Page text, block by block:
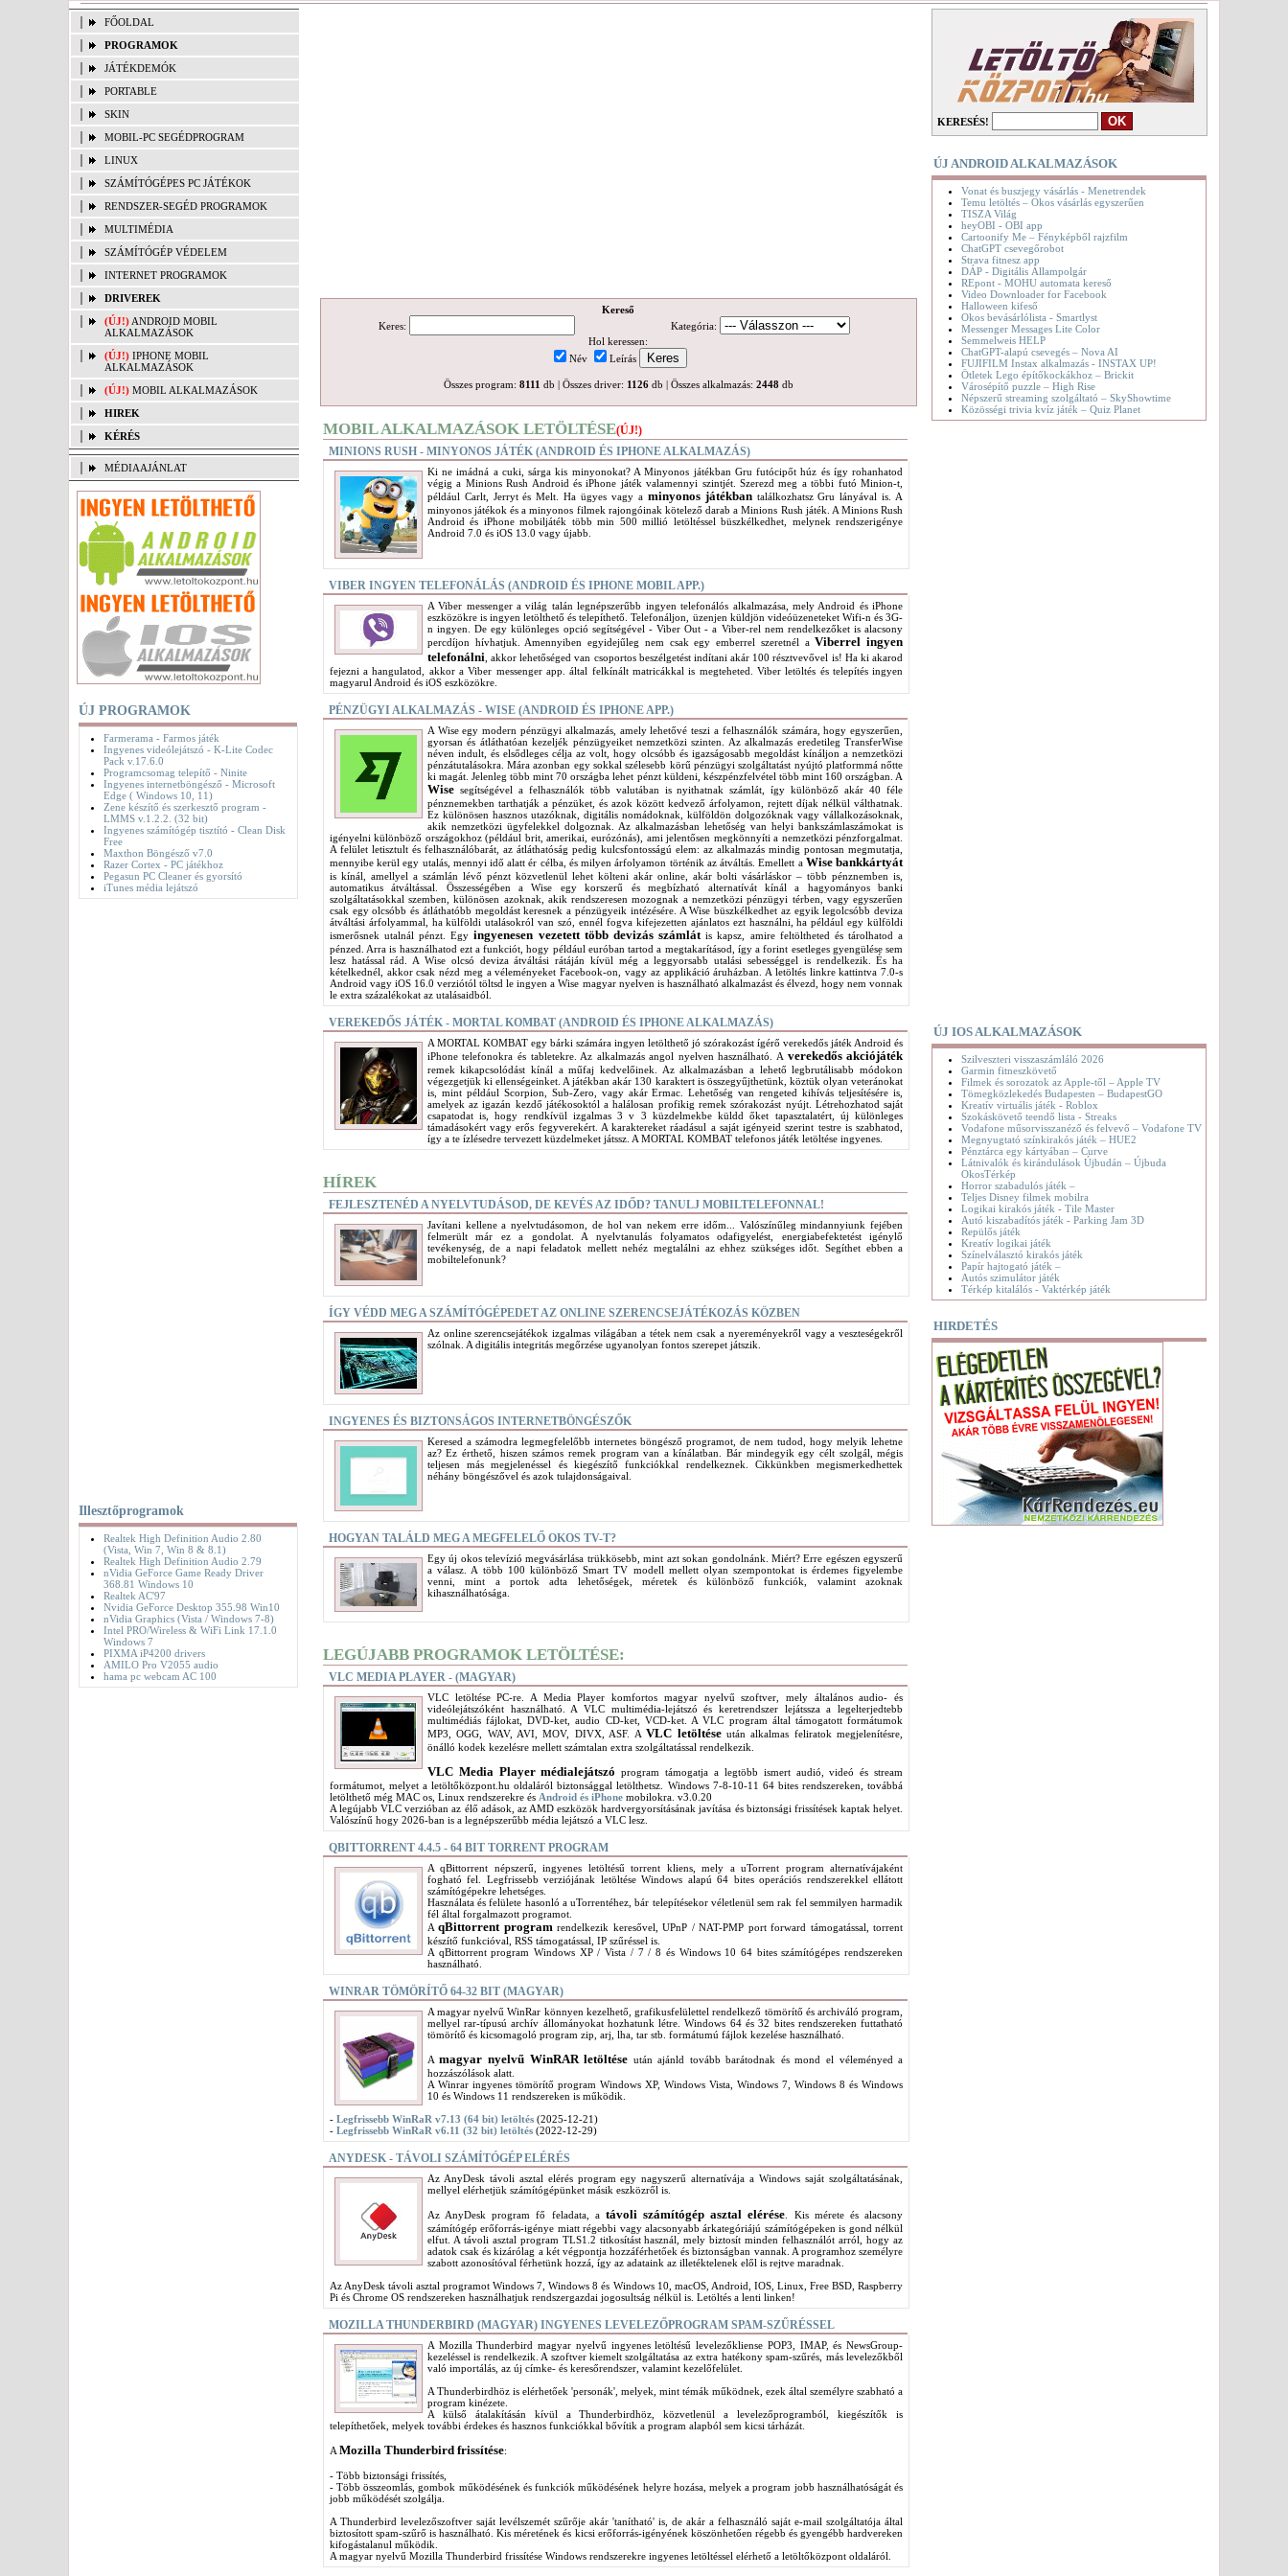
FŐOLDAL
PROGRAMOK
JÁTÉKDEMÓK
PORTABLE
SKIN
MOBIL-PC SEGÉDPROGRAM
LINUX
SZÁMÍTÓGÉPES PC JÁTÉKOK
RENDSZER-SEGÉD PROGRAMOK
MULTIMÉDIA
SZÁMÍTÓGÉP VÉDELEM
INTERNET PROGRAMOK
DRIVEREK
(ÚJ!) ANDROID MOBIL
ALKALMAZÁSOK
(ÚJ!) IPHONE MOBIL
ALKALMAZÁSOK
(ÚJ!) MOBIL ALKALMAZÁSOK
HIREK
KÉRÉS
MÉDIAAJÁNLAT
ÚJ PROGRAMOK
Farmerama - Farmos játék
Ingyenes videólejátszó - K-Lite Codec
Pack v.17.6.0
Programcsomag telepítő - Ninite
Ingyenes internetböngésző - Microsoft
Edge ( Windows 10, 11)
Zene készítő és szerkesztő program -
LMMS v.1.2.2. (32 bit)
Ingyenes számítógép tisztító - Clean Disk
Free
Maxthon Böngésző v7.0
Razer Cortex - PC játékhoz
Pegasun PC Cleaner és gyorsító
iTunes média lejátszó
Illesztőprogramok
Realtek High Definition Audio 2.80
(Vista, Win 7, Win 8 & 8.1)
Realtek High Definition Audio 2.79
nVidia GeForce Game Ready Driver
368.81 Windows 10
Realtek AC'97
Nvidia GeForce Desktop 355.98 Win10
nVidia Graphics (Vista / Windows 7-8)
Intel PRO/Wireless & WiFi Link 17.1.0
Windows 7
PIXMA iP4200 drivers
AMILO Pro V2055 audio
hama pc webcam AC 100
Kereső
Keres:
Kategória:
Hol keressen:
Név
Leírás
Összes program: 8111 db | Összes driver: 1126db | Összes alkalmazás: 2448db
MOBIL ALKALMAZÁSOK LETÖLTÉSE(ÚJ!)
MINIONS RUSH - MINYONOS JÁTÉK (ANDROID ÉS IPHONE ALKALMAZÁS)
Ki ne imádná a cuki, sárga kis minyonokat? A Minyonos játékban Gru futócipőt húz és így rohanhatod
végig a Minions Rush Android és iPhone játék valamennyi szintjét. Szerezd meg a többi futó Minion-t,
például Carlt, Jerryt és Melt. Ha ügyes vagy a minyonos játékbantalálkozhatsz Gru lányával is. A
minyonos játékok és a minyonos filmek rajongóinak kötelező darab a Minions Rush játék. A Minions Rush
Android és iPhone mobiljáték több min 500 millió letöltéssel büszkélkedhet, melynek rendszerigénye
Android 7.0 és iOS 13.0 vagy újabb.
VIBER INGYEN TELEFONÁLÁS (ANDROID ÉS IPHONE MOBIL APP.)
A Viber messenger a világ talán legnépszerűbb ingyen telefonálós alkalmazása, mely Android és iPhone
eszközökre is ingyen letölthető és telepíthető. Telefonáljon, üzenjen küldjön videóüzeneteket Wifi-n és 3G-
n ingyen. De egy különleges opció segítségével - Viber Out - a Viber-rel nem rendelkezőket is alacsony
percdíjon hívhatjuk. Amennyiben egyidejűleg nem csak egy emberrel szeretnél aViberrel ingyen
telefonálni , akkor lehetőséged van csoportos beszélgetést indítani akár 100 résztvevővel is! Ha ki akarod
fejezni a hangulatod, akkor a Viber messenger app. által felkínált matricákkal is megteheted. Viber letöltés és telepítés ingyen
magyarul Android és iOS eszközökre.
PÉNZÜGYI ALKALMAZÁS - WISE (ANDROID ÉS IPHONE APP.)
A Wise egy modern pénzügyi alkalmazás, amely lehetővé teszi a felhasználók számára, hogy egyszerűen,
gyorsan és átláthatóan kezeljék pénzügyeiket nemzetközi szinten. Az alkalmazás eredetileg TransferWise
néven indult, és elsődleges célja az volt, hogy olcsóbb és igazságosabb megoldást kínáljon a nemzetközi
pénzátutalásokra. Mára azonban egy sokkal szélesebb körű pénzügyi szolgáltatást nyújtó platformmá nőtte
ki magát. Jelenleg több mint 70 országba lehet pénzt küldeni, készpénzfelvétel több mint 160 országban. A
Wisesegítségével a felhasználók több valutában is nyithatnak számlát, így különböző akár 40 féle
pénznemekben tarthatják a pénzüket, és azok között kedvező árfolyamon, rejtett díjak nélkül válthatnak.
Ez különösen hasznos utazóknak, digitális nomádoknak, külföldön dolgozóknak vagy vállalkozásoknak,
akik nemzetközi ügyfelekkel dolgoznak. Az alkalmazásban lehetőség van helyi bankszámlaszámokat is
igényelni különböző országokhoz (például brit, amerikai, eurózónás), ami jelentősen megkönnyíti a nemzetközi pénzforgalmat.
A felület letisztult és felhasználóbarát, az átláthatóság pedig kulcsfontosságú elem: az alkalmazás mindig pontosan megmutatja,
mennyibe kerül egy utalás, mennyi idő alatt ér célba, és milyen árfolyamon történik az átváltás. Emellett a Wise bankkártyát
is kínál, amellyel a számlán lévő pénzt közvetlenül lehet költeni akár online, akár bolti vásárláskor – több pénznemben is,
automatikus átváltással. Összességében a Wise egy korszerű és megbízható alternatívát kínál a hagyományos banki
szolgáltatásokkal szemben, különösen azoknak, akik rendszeresen mozognak a nemzetközi pénzügyi térben, vagy egyszerűen
csak egy olcsóbb és átláthatóbb megoldást keresnek a pénzügyeik intézésére. A Wise büszkélkedhet az egyik legolcsóbb deviza
átváltási árfolyammal, ha külföldi utalásokról van szó, ennél fogva kifejezetten ajánlatos ezt használni, ha például egy külföldi
ismerősnek utalnál pénzt. Egyingyenesen vezetett több devizás számlát is kapsz, amire feltöltheted és tárolhatod a
pénzed. Arra is használhatod ezt a funkciót, hogy például euróban tartod a megtakarításod, így a forint esetleges gyengülése sem
lesz hatással rád. A Wise olcsó deviza átváltási rátáján kívül még a leggyorsabb utalási sebességgel is rendelkezik. És ha
kételkednél, akkor csak nézd meg a véleményeket Facebook-on, vagy az applikáció áruházban. A letöltés linkre kattintva 7.0-s
Android vagy iOS 16.0 verziótól töltsd le ingyen a Wise magyar nyelven is használható alkalmazást és élvezd, hogy nem vonnak
le extra százalékokat az utalásaidból.
VEREKEDŐS JÁTÉK - MORTAL KOMBAT (ANDROID ÉS IPHONE ALKALMAZÁS)
A MORTAL KOMBAT egy bárki számára ingyen letölthető jó szórakozást ígérő verekedős játék Android és
iPhone telefonokra és tabletekre. Az alkalmazás angol nyelven használható. A verekedős akciójáték
remek kikapcsolódást kínál a műfaj kedvelőinek. Az alkalmazásban a lehető legbrutálisabb módokon
végezgetjük ki ellenségeinket. A játékban akár 130 karaktert is összegyűjthetünk, köztük olyan veteránokat
is, mint például Scorpion, Sub-Zero, vagy akár Ermac. Lehetőség van rengeted kihívás teljesítésére is,
amelyek az igazán kezdő játékosoktól a halálosan profikig remek szórakozást nyújt. Létrehozhatod saját
csapatodat is, hogy rendkívül izgalmas 3 v 3 küzdelmekbe küldd őket tapasztalatért, új különleges
támadásokért vagy erős fegyverekért. A karaktereket ráadásul a saját igényeid szerint testre is szabhatod,
így a te ízlésedre tervezett küzdelmeket játssz. A MORTAL KOMBAT telefonos játék letöltése ingyenes.
HÍREK
FEJLESZTENÉD A NYELVTUDÁSOD, DE KEVÉS AZ IDŐD? TANULJ MOBILTELEFONNAL!
Javítani kellene a nyelvtudásomon, de hol van nekem erre időm... Valószínűleg mindannyiunk fejében
felmerült már ez a gondolat. A nyelvtanulás folyamatos odafigyelést, energiabefektetést igénylő
tevékenység, de a napi feladatok mellett nehéz megtalálni az ehhez szükséges időt. Segíthet ebben a
mobiltelefonunk?
ÍGY VÉDD MEG A SZÁMÍTÓGÉPEDET AZ ONLINE SZERENCSEJÁTÉKOZÁS KÖZBEN
Az online szerencsejátékok izgalmas világában a tétek nem csak a nyereményekről vagy a veszteségekről
szólnak. A digitális integritás megőrzése ugyanolyan fontos szerepet játszik.
INGYENES ÉS BIZTONSÁGOS INTERNETBÖNGÉSZŐK
Keresed a számodra legmegfelelőbb internetes böngésző programot, de nem tudod, hogy melyik lehetne
az? Ez érthető, hiszen számos remek program van a kínálatban. Bár mindegyik egy célt szolgál, mégis
teljesen más megjelenéssel és kiegészítő funkciókkal rendelkeznek. Cikkünkben megismerkedhettek
néhány böngészővel és azok tulajdonságaival.
HOGYAN TALÁLD MEG A MEGFELELŐ OKOS TV-T?
Egy új okos televízió megvásárlása trükkösebb, mint azt sokan gondolnánk. Miért? Erre egészen egyszerű
a válasz. A több 100 különböző Smart TV modell mellett olyan szempontokat is érdemes figyelembe
venni, mint a portok adta lehetőségek, méretek és különböző funkciók, valamint azoknak
kihasználhatósága.
LEGÚJABB PROGRAMOK LETÖLTÉSE:
VLC MEDIA PLAYER - (MAGYAR)
VLC letöltése PC-re. A Media Player komfortos magyar nyelvű szoftver, mely általános audio- és
videólejátszóként használható. A VLC multimédia-lejátszó és keretrendszer lejátssza a legelterjedtebb
multimédiás fájlokat, DVD-ket, audio CD-ket, VCD-ket. A VLC program által támogatott formátumok
MP3, OGG, WAV, AVI, MOV, DIVX, ASF. AVLC letöltéseután alkalmas feliratok megjelenítésre,
önálló kodek kezelésre mellett számtalan extra szolgáltatással rendelkezik.
VLC Media Player médialejátszó program támogatja a legtöbb ismert audió, videó és stream
formátumot, melyet a letöltőközpont.hu oldaláról biztonsággal letölthetsz. Windows 7-8-10-11 64 bites rendszereken, továbbá
letölthető még MAC os, Linux rendszerekre és Android és iPhonemobilokra. v3.0.20
A legújabb VLC verzióban az élő adások, az AMD eszközök hardvergyorsításának javítása és biztonsági frissítések kaptak helyet.
Valószínű hogy 2026-ban is a legnépszerűbb média lejátszó a VLC lesz.
QBITTORRENT 4.4.5 - 64 BIT TORRENT PROGRAM
A qBittorrent népszerű, ingyenes letöltésű torrent kliens, mely a uTorrent program alternatívájaként
fogható fel. Legfrissebb verziójának letöltése Windows alapú 64 bites operációs rendszerekkel ellátott
számítógépekre lehetséges.
Használata és felülete hasonló a uTorrentéhez, bár telepítésekor véletlenül sem rak fel semmilyen harmadik
fél által forgalmazott programot.
AqBittorrent program rendelkezik keresővel, UPnP / NAT-PMP port forward támogatással, torrent
készítő funkcióval, RSS támogatással, IP szűréssel is.
A qBittorrent program Windows XP / Vista / 7 / 8 és Windows 10 64 bites számítógépes rendszereken
használható.
WINRAR TÖMÖRÍTŐ 64-32 BIT (MAGYAR)
A magyar nyelvű WinRar könnyen kezelhető, grafikusfelülettel rendelkező tömörítő és archiváló program,
mellyel rar-típusú archív állományokat hozhatunk létre. Windows 64 és 32 bites rendszereken futtatható
tömörítő és kicsomagoló program zip, arj, lha, tar stb. formátumú fájlok kezelése használható.
Amagyar nyelvű WinRAR letöltése után ajánld tovább barátodnak és mond el véleményed a
hozzászólások alatt.
A Winrar ingyenes tömörítő program Windows XP, Windows Vista, Windows 7, Windows 8 és Windows
10 és Windows 11 rendszereken is működik.
- Legfrissebb WinRaR v7.13 (64 bit) letöltés(2025-12-21)
- Legfrissebb WinRaR v6.11 (32 bit) letöltés(2022-12-29)
ANYDESK - TÁVOLI SZÁMÍTÓGÉP ELÉRÉS
​Az AnyDesk távoli asztal elérés program egy nagyszerű alternatívája a Windows saját szolgáltatásának,
mellyel elérhetjük számítógépünket másik eszközről is.
Az AnyDesk program fő feladata, a távoli számítógép asztal elérése . Kis mérete és alacsony
számítógép erőforrás-igénye miatt régebbi vagy alacsonyabb árkategóriájú számítógépeken is gond nélkül
elfut. A távoli asztal program TLS1.2 titkosítást használ, mely biztosít minden felhasználót arról, hogy az
adatok csak és kizárólag a két végpontja hozzáférhetőek és biztonságban vannak. A programhoz személyre
szabott azonosítóval férhetünk hozzá, így az adataink az illetéktelenek elől is rejtve maradnak.
Az AnyDesk távoli asztal programot Windows 7, Windows 8 és Windows 10, macOS, Android, IOS, Linux, Free BSD, Raspberry
Pi és Chrome OS rendszereken használhatjuk rendszergazdai jogosultság nélkül is. Letöltés a lenti linken!
MOZILLA THUNDERBIRD (MAGYAR) INGYENES LEVELEZŐPROGRAM SPAM-SZŰRÉSSEL
A Mozilla Thunderbird magyar nyelvű ingyenes letöltésű levelezőkliense POP3, IMAP, és NewsGroup-
kezeléssel is rendelkezik. A szoftver kiemelt szolgáltatása az extra hatékony spam-szűrés, más levelezőkből
való importálás, az új címke- és keresőrendszer, valamint kezelőfelület.
A Thunderbirdhöz is elérhetőek 'personák', melyek, mint témák működnek, ezek által személyre szabható a
program kinézete.
A külső átalakításán kívül a Thunderbirdhöz, közvetlenül a levelezőprogramból, kiegészítők is
telepíthetőek, melyek további érdekes és hasznos funkciókkal bővítik a program alapból sem kicsi tárházát.
A Mozilla Thunderbird frissítése:
- Több biztonsági frissítés,
- Több összeomlás, gombok működésének és funkciók működésének helyre hozása, melyek a program jobb használhatóságát és
jobb működését szolgálja.
A Thunderbird levelezőszoftver saját levélszemét szűrője akár 'tanítható' is, de akár a felhasználó saját e-mail szolgáltatója által
biztosított spam-szűrő is használható. Kis méretének és kicsi erőforrás-igényének köszönhetően régebb és gyengébb hardvereken
kifogástalanul működik.
A magyar nyelvű Mozilla Thunderbird frissítése Windows rendszerekre ingyenes letöltéssel elérhető a letöltőközpont oldaláról.
KERESÉS!
ÚJ ANDROID ALKALMAZÁSOK
Vonat és buszjegy vásárlás - Menetrendek
Temu letöltés – Okos vásárlás egyszerűen
TISZA Világ
heyOBI - OBI app
Cartoonify Me – Fényképből rajzfilm
ChatGPT csevegőrobot
Strava fitnesz app
DÁP - Digitális Állampolgár
REpont - MOHU automata kereső
Video Downloader for Facebook
Halloween kifeső
Okos bevásárlólista - Smartlyst
Messenger Messages Lite Color
Semmelweis HELP
ChatGPT-alapú csevegés – Nova AI
FUJIFILM Instax alkalmazás - INSTAX UP!
Ötletek Lego építőkockákhoz – Brickit
Városépítő puzzle – High Rise
Népszerű streaming szolgáltató – SkyShowtime
Közösségi trivia kvíz játék – Quiz Planet
ÚJ IOS ALKALMAZÁSOK
Szilveszteri visszaszámláló 2026
Garmin fitneszkövető
Filmek és sorozatok az Apple-től – Apple TV
Tömegközlekedés Budapesten – BudapestGO
Kreatív virtuális játék - Roblox
Szokáskövető teendő lista - Streaks
Vodafone műsorvisszanéző és felvevő – Vodafone TV
Megnyugtató színkirakós játék – HUE2
Pénztárca egy kártyában – Curve
Látnivalók és kirándulások Újbudán – Újbuda
OkosTérkép
Horror szabadulós játék –
Teljes Disney filmek mobilra
Logikai kirakós játék - Tile Master
Autó kiszabadítós játék - Parking Jam 3D
Repülős játék
Kreatív logikai játék
Színelválasztó kirakós játék
Papír hajtogató játék –
Autós szimulátor játék
Térkép kitalálós - Vaktérkép játék
HIRDETÉS